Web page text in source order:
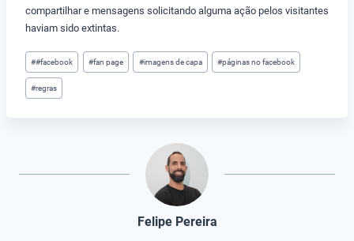
compartilhar e mensagens solicitando alguma ação pelos visitantes
haviam sido extintas.
Tags
do
Post:
##facebook #fan page #imagens de capa #páginas no facebook
#regras
Felipe Pereira